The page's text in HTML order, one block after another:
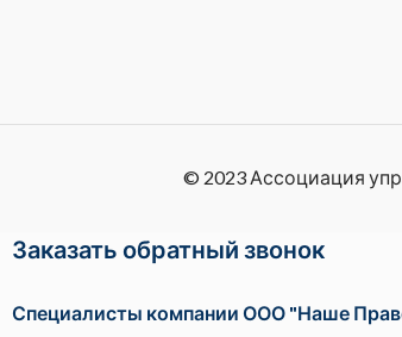
© 2023 Ассоциация
Заказать обратный звонок
Специалисты компании ООО "Наше